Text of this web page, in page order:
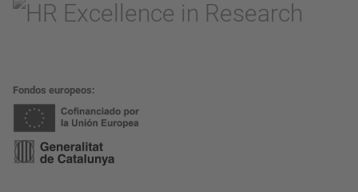
Fondos europeos